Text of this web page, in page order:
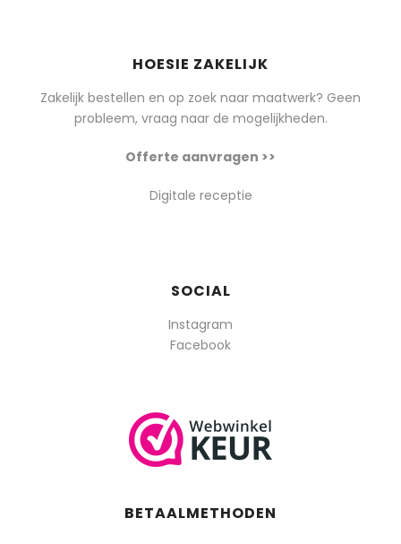
HOESIE ZAKELIJK
Zakelijk bestellen en op zoek naar maatwerk? Geen
probleem, vraag naar de mogelijkheden.
Offerte aanvragen >>
Digitale receptie
SOCIAL
Instagram
Facebook
BETAALMETHODEN